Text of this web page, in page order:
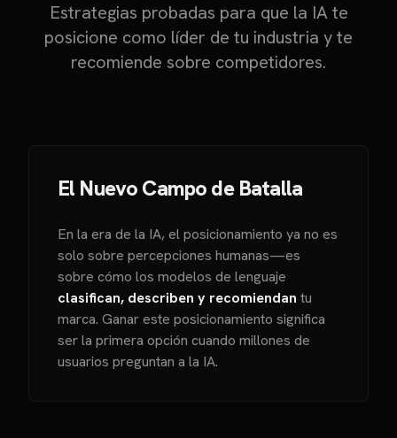
Estrategias probadas para que la IA te
posicione como líder de tu industria y te
recomiende sobre competidores.
El Nuevo Campo de Batalla
En la era de la IA, el posicionamiento ya no es
solo sobre percepciones humanas—es
sobre cómo los modelos de lenguaje
clasifican, describen y recomiendan tu
marca. Ganar este posicionamiento significa
ser la primera opción cuando millones de
usuarios preguntan a la IA.